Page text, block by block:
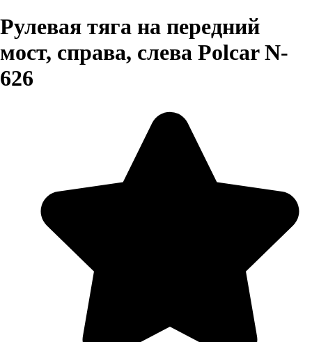
Рулевая тяга на передний
мост, справа, слева Polcar N-
626